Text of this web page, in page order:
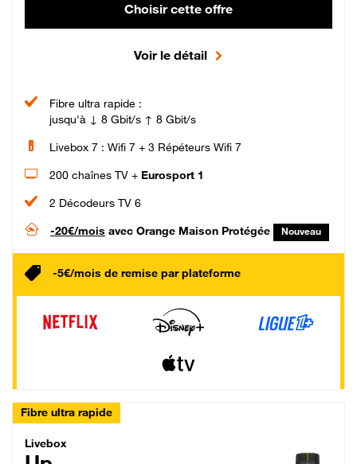
Choisir cette offre
Voir le détail
Fibre ultra rapide :
jusqu'à ↓ 8 Gbit/s ↑ 8 Gbit/s
Livebox 7 : Wifi 7 + 3 Répéteurs Wifi 7
200 chaînes TV + Eurosport 1
2 Décodeurs TV 6
-20€/mois avec Orange Maison Protégée Nouveau
-5€/mois de remise par plateforme
Fibre ultra rapide
Livebox Up Fibre
Livebox